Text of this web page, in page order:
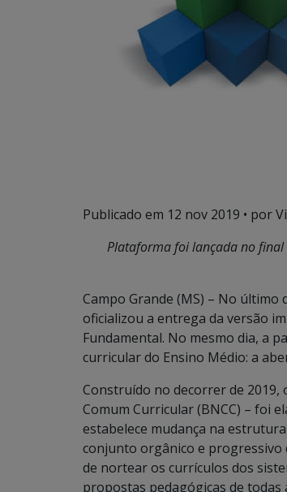
Publicado em 12 nov 2019 • por
Plataforma foi lançada no final
Campo Grande (MS) – No último
oficializou a entrega da versão
Fundamental. No mesmo dia, a
curricular do Ensino Médio: a
Construído no decorrer de 2019,
Comum Curricular (BNCC) – foi
estabelece mudança na
conjunto orgânico e progressivo
de nortear os currículos dos
propostas pedagógicas de todas